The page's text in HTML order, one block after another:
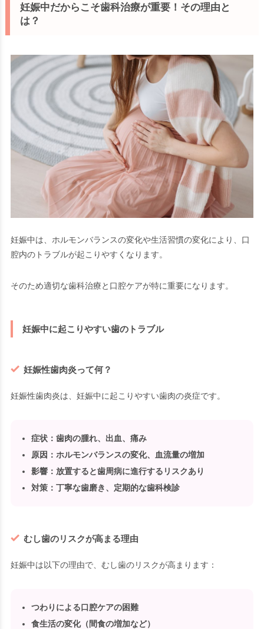
妊娠中だからこそ歯科治療が重要！その理由と
は？
妊娠中は、ホルモンバランスの変化や生活習慣の変化により、口
腔内のトラブルが起こりやすくなります。
そのため適切な歯科治療と口腔ケアが特に重要になります。
妊娠中に起こりやすい歯のトラブル
妊娠性歯肉炎って何？
妊娠性歯肉炎は、妊娠中に起こりやすい歯肉の炎症です。
症状：歯肉の腫れ、出血、痛み
原因 ：ホルモンバランスの変化、血流量の増加
影響：放置すると歯周病に進行するリスクあり
対策：丁寧な歯磨き、定期的な歯科検診
むし歯のリスクが高まる理由
妊娠中は以下の理由で、むし歯のリスクが高まります：
つわりによる口腔ケアの困難
食生活の変化（間食の増加など）